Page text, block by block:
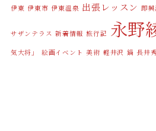
伊東 伊東市 伊東温泉 出張レッスン 即
サザンテラス 新着情報 旅行記 永野
気大将」 絵画イベント 美術 軽井沢 鍋 長井